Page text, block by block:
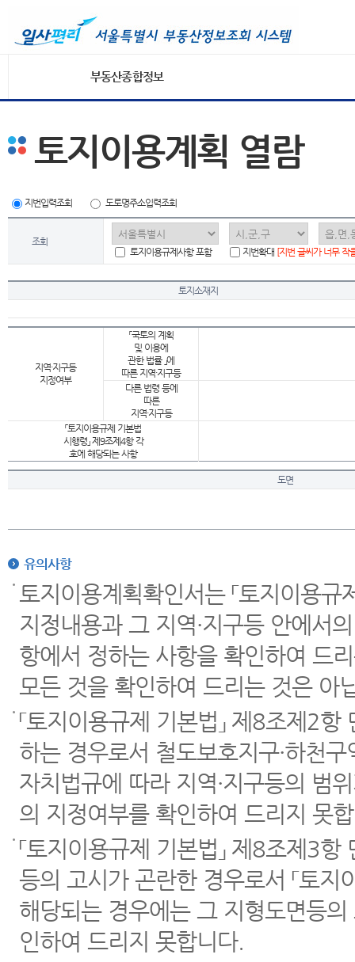
부동산종합정보
토지이용계획 열람
지번입력조회 도로명주소입력조회
조회
토지이용규제사항 포함
지번확대 [지번 글씨가 너무 작
토지소재지
지역·지구등
지정여부
「국토의 계획
및 이용에
관한 법률 」에
따른 지역·지구등
다른 법령 등에
따른
지역·지구등
「토지이용규제 기본법
시행령」 제9조제4항 각
호에 해당되는 사항
도면
유의사항
토지이용계획확인서는 「토지이용
지정내용과 그 지역·지구등 안에서
항에서 정하는 사항을 확인하여 드
모든 것을 확인하여 드리는 것은 아
「토지이용규제 기본법」 제8조제2
하는 경우로서 철도보호지구·하천
자치법규에 따라 지역·지구등의 범
의 지정여부를 확인하여 드리지 못
「토지이용규제 기본법」 제8조제3
등의 고시가 곤란한 경우로서 「토
해당되는 경우에는 그 지형도면등
인하여 드리지 못합니다.